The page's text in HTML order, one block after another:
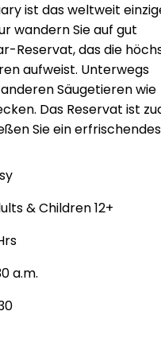
ist das weltweit
wandern Sie auf gut
Reservat, das die
aufweist. Unterwegs
Säugetieren wie
Das Reservat ist
Sie ein
& Children 12+
a.m.